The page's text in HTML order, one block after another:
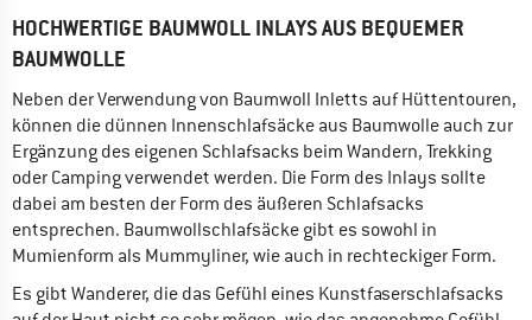
HOCHWERTIGE BAUMWOLL INLAYS AUS BEQUEMER
BAUMWOLLE
Neben der Verwendung von Baumwoll Inletts auf Hüttentouren,
können die dünnen Innenschlafsäcke aus Baumwolle auch zur
Ergänzung des eigenen Schlafsacks beim Wandern, Trekking
oder Camping verwendet werden. Die Form des Inlays sollte
dabei am besten der Form des äußeren Schlafsacks
entsprechen. Baumwollschlafsäcke gibt es sowohl in
Mumienform als Mummyliner, wie auch in rechteckiger Form.
Es gibt Wanderer, die das Gefühl eines Kunstfaserschlafsacks